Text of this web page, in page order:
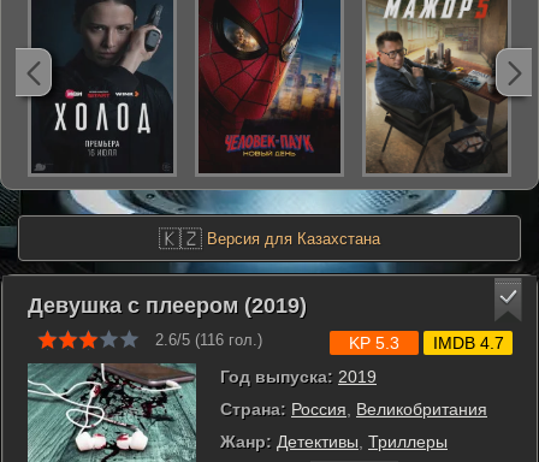
🇰🇿 Версия для Казахстана
Девушка с плеером (2019)
2.6/5 (116 гол.)
Год выпуска: 2019
Страна: Россия
Великобритания
Жанр: Детективы Триллеры
KP 5.3 IMDB 4.7